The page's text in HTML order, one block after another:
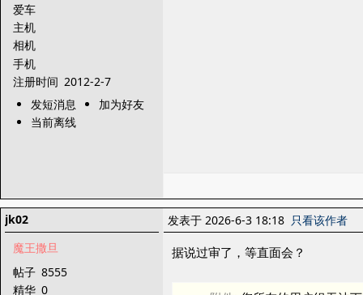
爱车
主机
相机
手机
注册时间 2012-2-7
发短消息
加为好友
当前离线
jk02
魔王撒旦
帖子 8555
精华 0
发表于 2026-6-3 18:18 只看该作者
据说过审了，等直面会？